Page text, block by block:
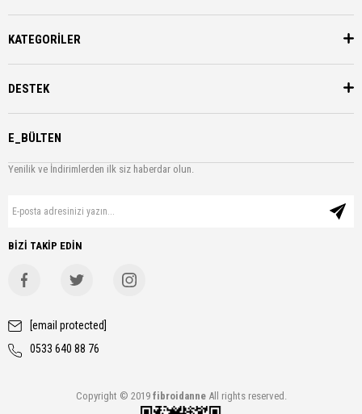
KATEGORİLER
DESTEK
E_BÜLTEN
Yenilik ve İndirimlerden ilk siz haberdar olun.
BİZİ TAKİP EDİN
[email protected]
0533 640 88 76
Copyright © 2019 fibroidanneAll rights reserved.